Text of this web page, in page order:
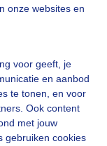
onze websites en
voor geeft, je
en aanbod
te tonen, en voor
Ook content
met jouw
gebruiken cookies